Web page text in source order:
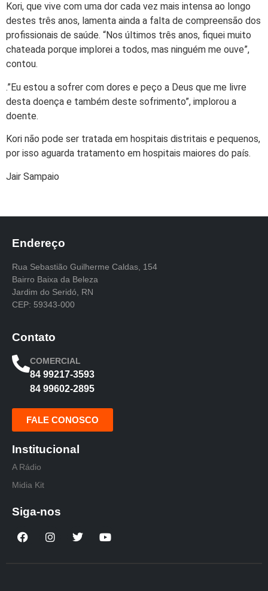
Kori, que vive com uma dor cada vez mais intensa ao longo
destes três anos, lamenta ainda a falta de compreensão dos
profissionais de saúde. “Nos últimos três anos, fiquei muito
chateada porque implorei a todos, mas ninguém me ouve”,
contou.
.”Eu estou a sofrer com dores e peço a Deus que me livre
desta doença e também deste sofrimento”, implorou a
doente.
Kori não pode ser tratada em hospitais distritais e pequenos,
por isso aguarda tratamento em hospitais maiores do país.
Jair Sampaio
Endereço
Rua Sebastião Guilherme Caldas, 154
Bairro Baixa da Beleza
Jardim do Seridó, RN
CEP: 59343-000
Contato
COMERCIAL
84 99217-3593
84 99602-2895
FALE CONOSCO
Institucional
A Rádio
Midia Kit
Siga-nos